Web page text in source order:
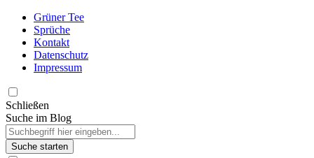
Grüner Tee
Sprüche
Kontakt
Datenschutz
Impressum
Schließen
Suche im Blog
Suche starten